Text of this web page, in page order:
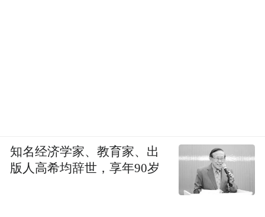
知名经济学家、教育家、出
版人高希均辞世，享年90岁